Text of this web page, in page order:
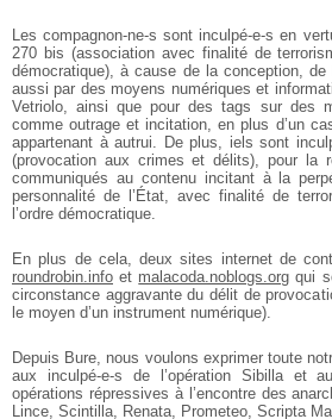
Les compagnon-ne-s sont inculpé-e-s en
270 bis (association avec finalité de
démocratique), à cause de la conception, de
aussi par des moyens numériques et
Vetriolo, ainsi que pour des tags sur des
comme outrage et incitation, en plus d’un
appartenant à autrui. De plus, iels sont
(provocation aux crimes et délits), pour la
communiqués au contenu incitant à la
personnalité de l’État, avec finalité de
l’ordre démocratique.
En plus de cela, deux sites internet de
roundrobin.info et malacoda.noblogs.org qui
circonstance aggravante du délit de
le moyen d’un instrument numérique).
Depuis Bure, nous voulons exprimer toute
aux inculpé-e-s de l’opération Sibilla et
opérations répressives à l’encontre des
Lince, Scintilla, Renata, Prometeo, Scripta